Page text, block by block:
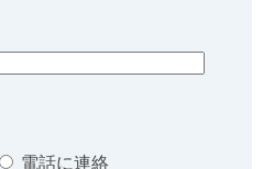
電話に連絡